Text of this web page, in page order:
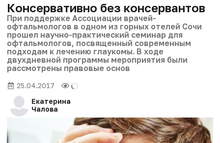
Консервативно без консервантов
При поддержке Ассоциации врачей-
офтальмологов в одном из горных отелей Сочи
прошел научно-практический семинар для
офтальмологов, посвященный современным
подходам к лечению глаукомы. В ходе
двухдневной программы мероприятия были
рассмотрены правовые основ
25.04.2017
Екатерина
Чалова